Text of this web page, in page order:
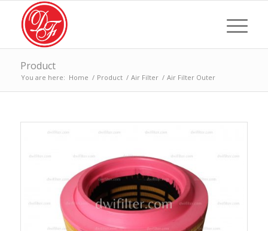
Product
You are here: Home / Product / Air Filter / Air Filter Outer